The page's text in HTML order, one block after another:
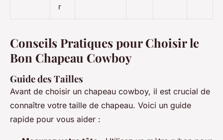
r
Conseils Pratiques pour Choisir le
Bon Chapeau Cowboy
Guide des Tailles
Avant de choisir un chapeau cowboy, il est crucial de
connaître votre taille de chapeau. Voici un guide
rapide pour vous aider :